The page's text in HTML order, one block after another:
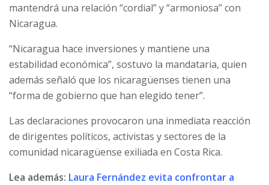
mantendrá una relación “cordial” y “armoniosa” con
Nicaragua.
“Nicaragua hace inversiones y mantiene una
estabilidad económica”, sostuvo la mandataria, quien
además señaló que los nicaragüenses tienen una
“forma de gobierno que han elegido tener”.
Las declaraciones provocaron una inmediata reacción
de dirigentes políticos, activistas y sectores de la
comunidad nicaragüense exiliada en Costa Rica.
Lea además: Laura Fernández evita confrontar a